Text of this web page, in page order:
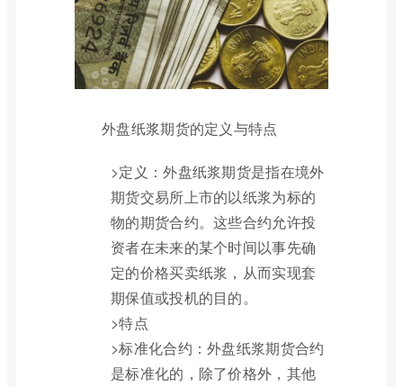
外盘纸浆期货的定义与特点
>定义：外盘纸浆期货是指在境外
期货交易所上市的以纸浆为标的
物的期货合约。这些合约允许投
资者在未来的某个时间以事先确
定的价格买卖纸浆，从而实现套
期保值或投机的目的。
>特点
>标准化合约：外盘纸浆期货合约
是标准化的，除了价格外，其他